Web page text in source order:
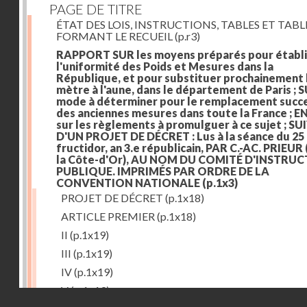
PAGE DE TITRE
ÉTAT DES LOIS, INSTRUCTIONS, TABLES ET
FORMANT LE RECUEIL (p.r3)
RAPPORT SUR les moyens préparés pour
l'uniformité des Poids et Mesures dans la
République, et pour substituer prochainement
mètre à l'aune, dans le département de Paris ;
mode à déterminer pour le remplacement
des anciennes mesures dans toute la France ;
sur les règlements à promulguer à ce sujet ;
D'UN PROJET DE DÉCRET : Lus à la séance du 25
fructidor, an 3.e républicain, PAR C.-AC. PRIEUR
la Côte-d'Or), AU NOM DU COMITÉ
PUBLIQUE. IMPRIMÉS PAR ORDRE DE LA
CONVENTION NATIONALE (p.1x3)
PROJET DE DÉCRET (p.1x18)
ARTICLE PREMIER (p.1x18)
II (p.1x19)
III (p.1x19)
IV(p.1x19)
V(p.1x19)